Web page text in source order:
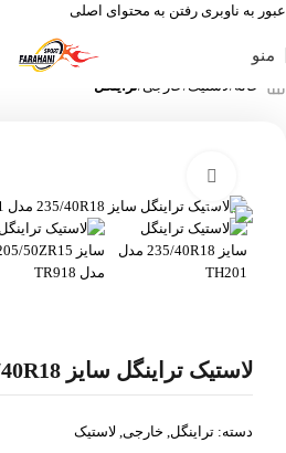
عبور به ناوبری رفتن به محتوای اصلی
منو
خانه لاستیک خارجی تراینگل
لاستیک تراینگل سایز 235/40R18 مدل TH201
دسته: تراینگل, خارجی, لاستیک